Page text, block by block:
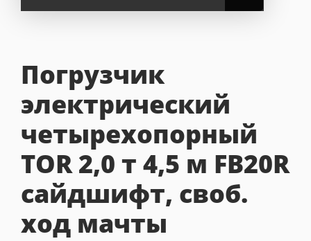
Погрузчик
электрический
четырехопорный
TOR 2,0 т 4,5 м FB20R
сайдшифт, своб.
ход мачты